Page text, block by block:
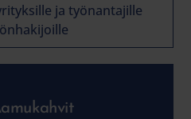
ja työnantajille